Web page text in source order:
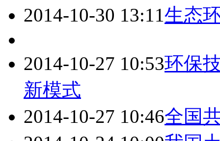
2014-10-30 13:11生态
2014-10-27 10:53环保
新模式
2014-10-27 10:46全国